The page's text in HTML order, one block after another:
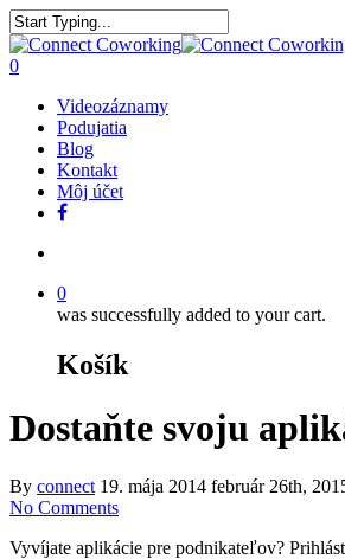
0
Videozáznamy
Podujatia
Blog
Kontakt
Môj účet
0
was successfully added to your cart.
Košík
Dostaňte svoju
By connect 19. mája 2014 február 26th,
No Comments
Vyvíjate aplikácie pre podnikateľov?